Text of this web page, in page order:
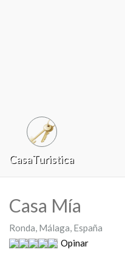
CasaTuristica
Casa Mía
Ronda, Málaga, España
Opinar